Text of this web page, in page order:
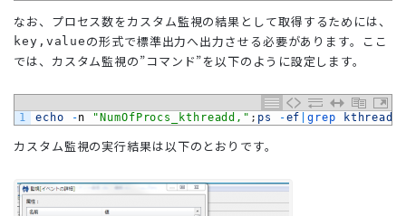
なお、プロセス数をカスタム監視の結果として取得するためには、
key,value の形式で標準出力へ出力させる必要があります。ここ
では、カスタム監視の”コマンド”を以下のように設定します。
1 echo -n "NumOfProcs_kthreadd," ; ps -ef |grep kthreadd
カスタム監視の実行結果は以下のとおりです。